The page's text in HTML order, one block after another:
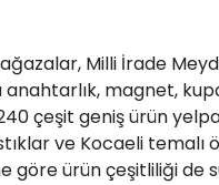
Milli İrade
anahtarlık, magnet,
çeşit geniş ürün
ve Kocaeli temalı
göre ürün çeşitliliği de